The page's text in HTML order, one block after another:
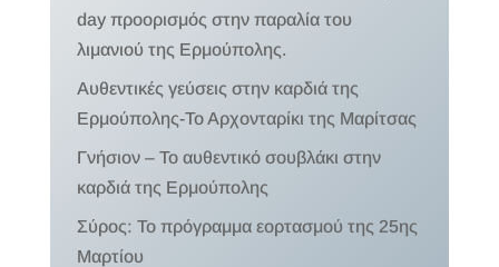
day προορισμός στην παραλία του
λιμανιού της Ερμούπολης.
Αυθεντικές γεύσεις στην καρδιά της
Ερμούπολης-Το Αρχονταρίκι της Μαρίτσας
Γνήσιον – Το αυθεντικό σουβλάκι στην
καρδιά της Ερμούπολης
Σύρος: Το πρόγραμμα εορτασμού της 25ης
Μαρτίου